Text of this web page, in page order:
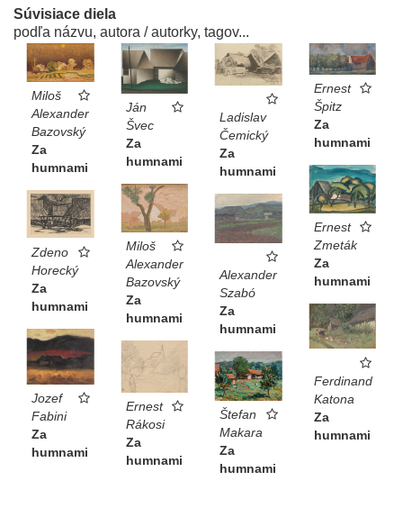
Súvisiace diela
podľa názvu, autora / autorky, tagov...
Miloš
Alexander
Bazovský
Za
humnami
Ján
Švec
Za
humnami
Ladislav
Čemický
Za
humnami
Ernest
Špitz
Za
humnami
Ernest
Zmeták
Za
humnami
Miloš
Alexander
Bazovský
Za
humnami
Zdeno
Horecký
Za
humnami
Alexander
Szabó
Za
humnami
Ferdinand
Katona
Za
humnami
Jozef
Fabini
Za
humnami
Ernest
Rákosi
Za
humnami
Štefan
Makara
Za
humnami